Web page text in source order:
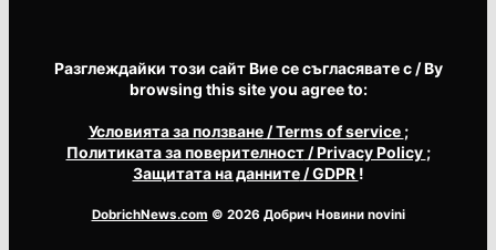
Разглеждайки този сайт Вие се съгласявате с / By
browsing this site you agree to:
Условията за ползване/ Terms of service ;
Политиката за поверителност/ Privacy Policy ;
Защитата на данните/ GDPR !
DobrichNews.com © 2026 Добрич Новини novini